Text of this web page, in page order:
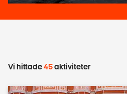
överallt. Men, du kommer absolut
Sri Lanka är en relativt prisvärd
och boende är överkomliga, och
Vi hittade45aktiviteter